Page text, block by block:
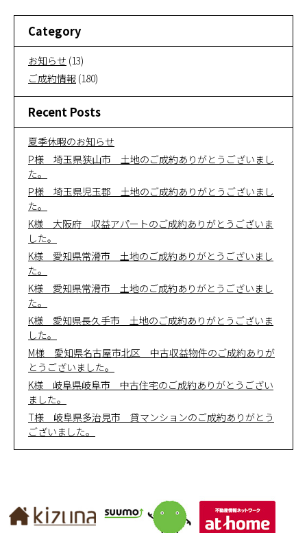
Category
お知らせ (13)
ご成約情報 (180)
Recent Posts
夏季休暇のお知らせ
P様 埼玉県狭山市 土地のご成約ありがとうございまし
た。
P様 埼玉県児玉郡 土地のご成約ありがとうございまし
た。
K様 大阪府 収益アパートのご成約ありがとうございま
した。
K様 愛知県常滑市 土地のご成約ありがとうございまし
た。
K様 愛知県常滑市 土地のご成約ありがとうございまし
た。
K様 愛知県長久手市 土地のご成約ありがとうございま
した。
M様 愛知県名古屋市北区 中古収益物件のご成約ありが
とうございました。
K様 岐阜県岐阜市 中古住宅のご成約ありがとうござい
ました。
T様 岐阜県多治見市 貸マンションのご成約ありがとう
ございました。